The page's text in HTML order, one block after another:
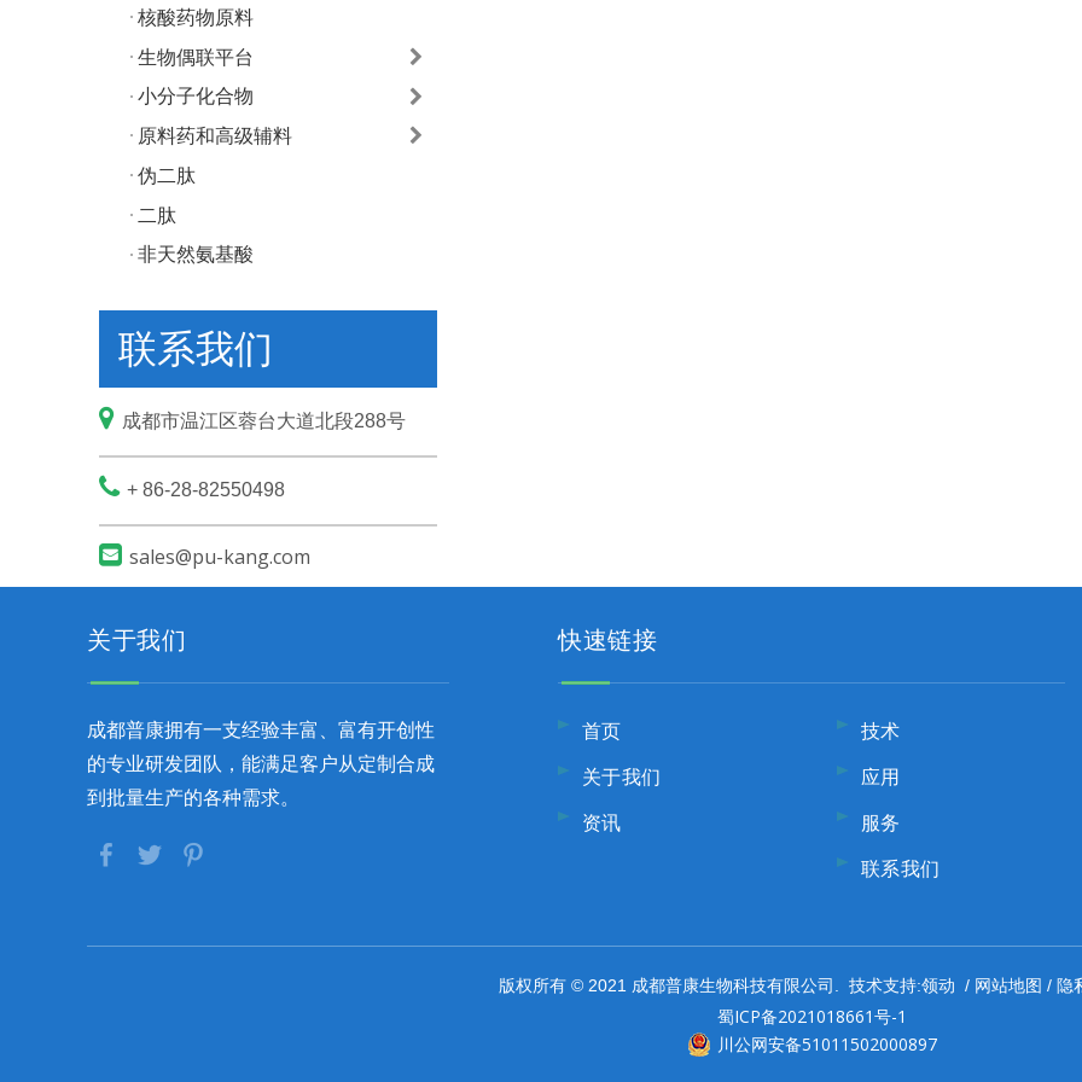
核酸药物原料
生物偶联平台
小分子化合物
原料药和高级辅料
伪二肽
二肽
非天然氨基酸
联系我们
 成都市温江区蓉台大道北段288号
 + 86-28-82550498
 sales@pu-kang.com
关于我们
成都普康拥有一支经验丰富、富有开创性
的专业研发团队，能满足客户从定制合成
到批量生产的各种需求。
快速链接
首页
关于我们
资讯
技术
应用
服务
联系我们
版权所有 © 2021 成都普康生物科技有限公司. 技术支持:领动 / 网站地图 / 隐
蜀ICP备2021018661号-1
川公网安备51011502000897